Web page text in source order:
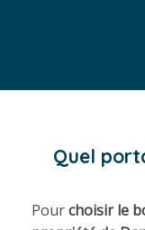
Quel
Pourchoisir le